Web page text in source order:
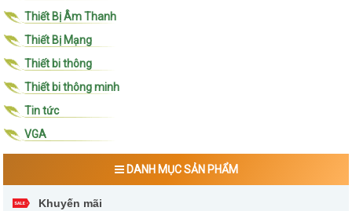
Thiết Bị Âm Thanh
Thiết Bị Mạng
Thiết bi thông
Thiết bi thông minh
Tin tức
VGA
DANH MỤC SẢN PHẨM
Khuyến mãi